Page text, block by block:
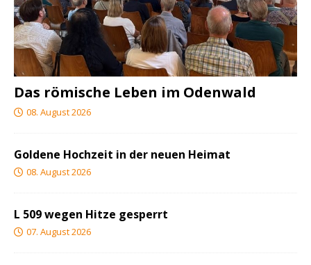
Das römische Leben im Odenwald
08. August 2026
Goldene Hochzeit in der neuen Heimat
08. August 2026
L 509 wegen Hitze gesperrt
07. August 2026